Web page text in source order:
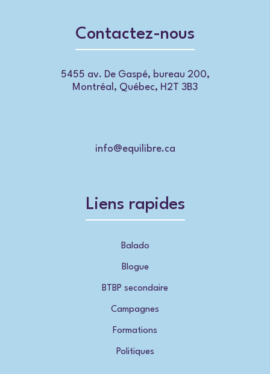
Contactez-nous
5455 av. De Gaspé, bureau 200,
Montréal, Québec, H2T 3B3
info@equilibre.ca
Liens rapides
Balado
Blogue
BTBP secondaire
Campagnes
Formations
Politiques